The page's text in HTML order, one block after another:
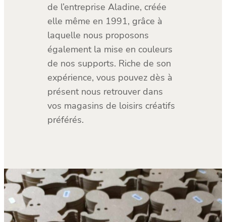
de l’entreprise Aladine, créée
elle même en 1991, grâce à
laquelle nous proposons
également la mise en couleurs
de nos supports. Riche de son
expérience, vous pouvez dès à
présent nous retrouver dans
vos magasins de loisirs créatifs
préférés.